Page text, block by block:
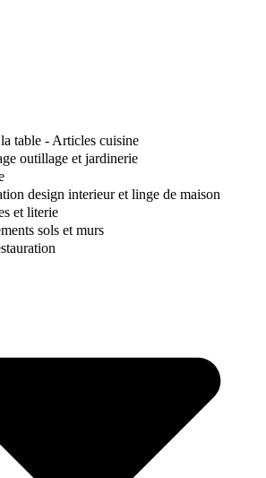
table - Articles cuisine
outillage et jardinerie
design interieur et linge de maison
et literie
sols et murs